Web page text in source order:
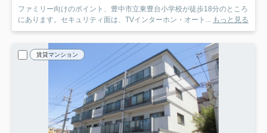
ファミリー向けのポイント、豊中市立東豊台小学校が徒歩18分のところ
にあります。セキュリティ面は、TVインターホン・オート... もっと見る
賃貸マンション